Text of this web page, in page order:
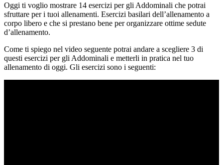
Oggi ti voglio mostrare 14 esercizi per gli Addominali che potrai
sfruttare per i tuoi allenamenti. Esercizi basilari dell’allenamento a
corpo libero e che si prestano bene per organizzare ottime sedute
d’allenamento.
Come ti spiego nel video seguente potrai andare a scegliere 3 di
questi esercizi per gli Addominali e metterli in pratica nel tuo
allenamento di oggi. Gli esercizi sono i seguenti: